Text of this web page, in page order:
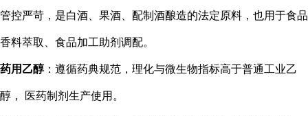
管控严苛，是白酒、果酒、配制酒酿造的法定原料，也用于食品
香料萃取、食品加工助剂调配。
药用乙醇：遵循药典规范，理化与微生物指标高于普通工业乙
醇， 医药制剂生产使用。